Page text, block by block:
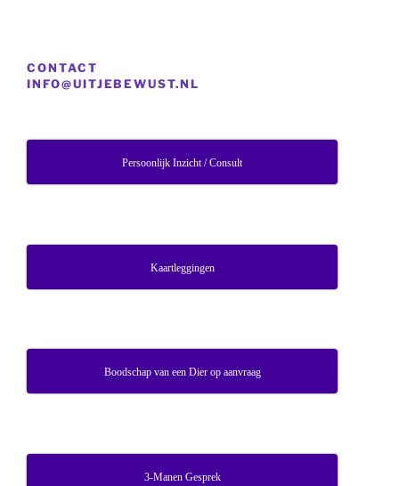
CONTACT
INFO@UITJEBEWUST.NL
Persoonlijk Inzicht / Consult
Kaartleggingen
Boodschap van een Dier op aanvraag
3-Manen Gesprek